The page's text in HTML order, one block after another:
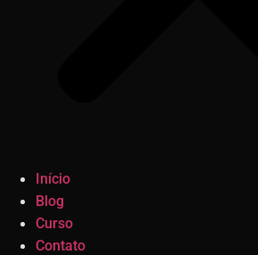
Início
Blog
Curso
Contato